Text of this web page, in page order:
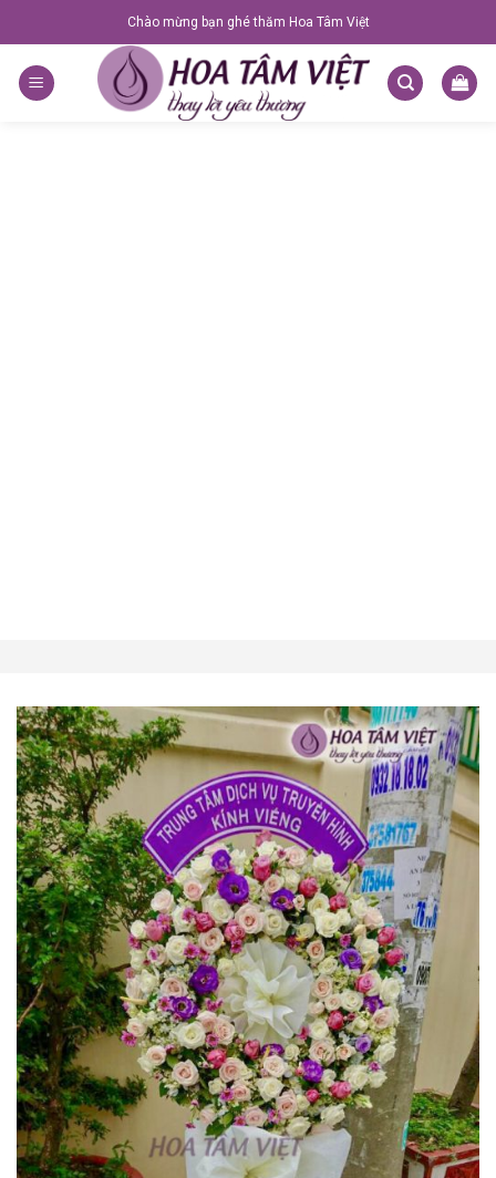
to
content
Chào mừng bạn ghé thăm Hoa Tâm Việt